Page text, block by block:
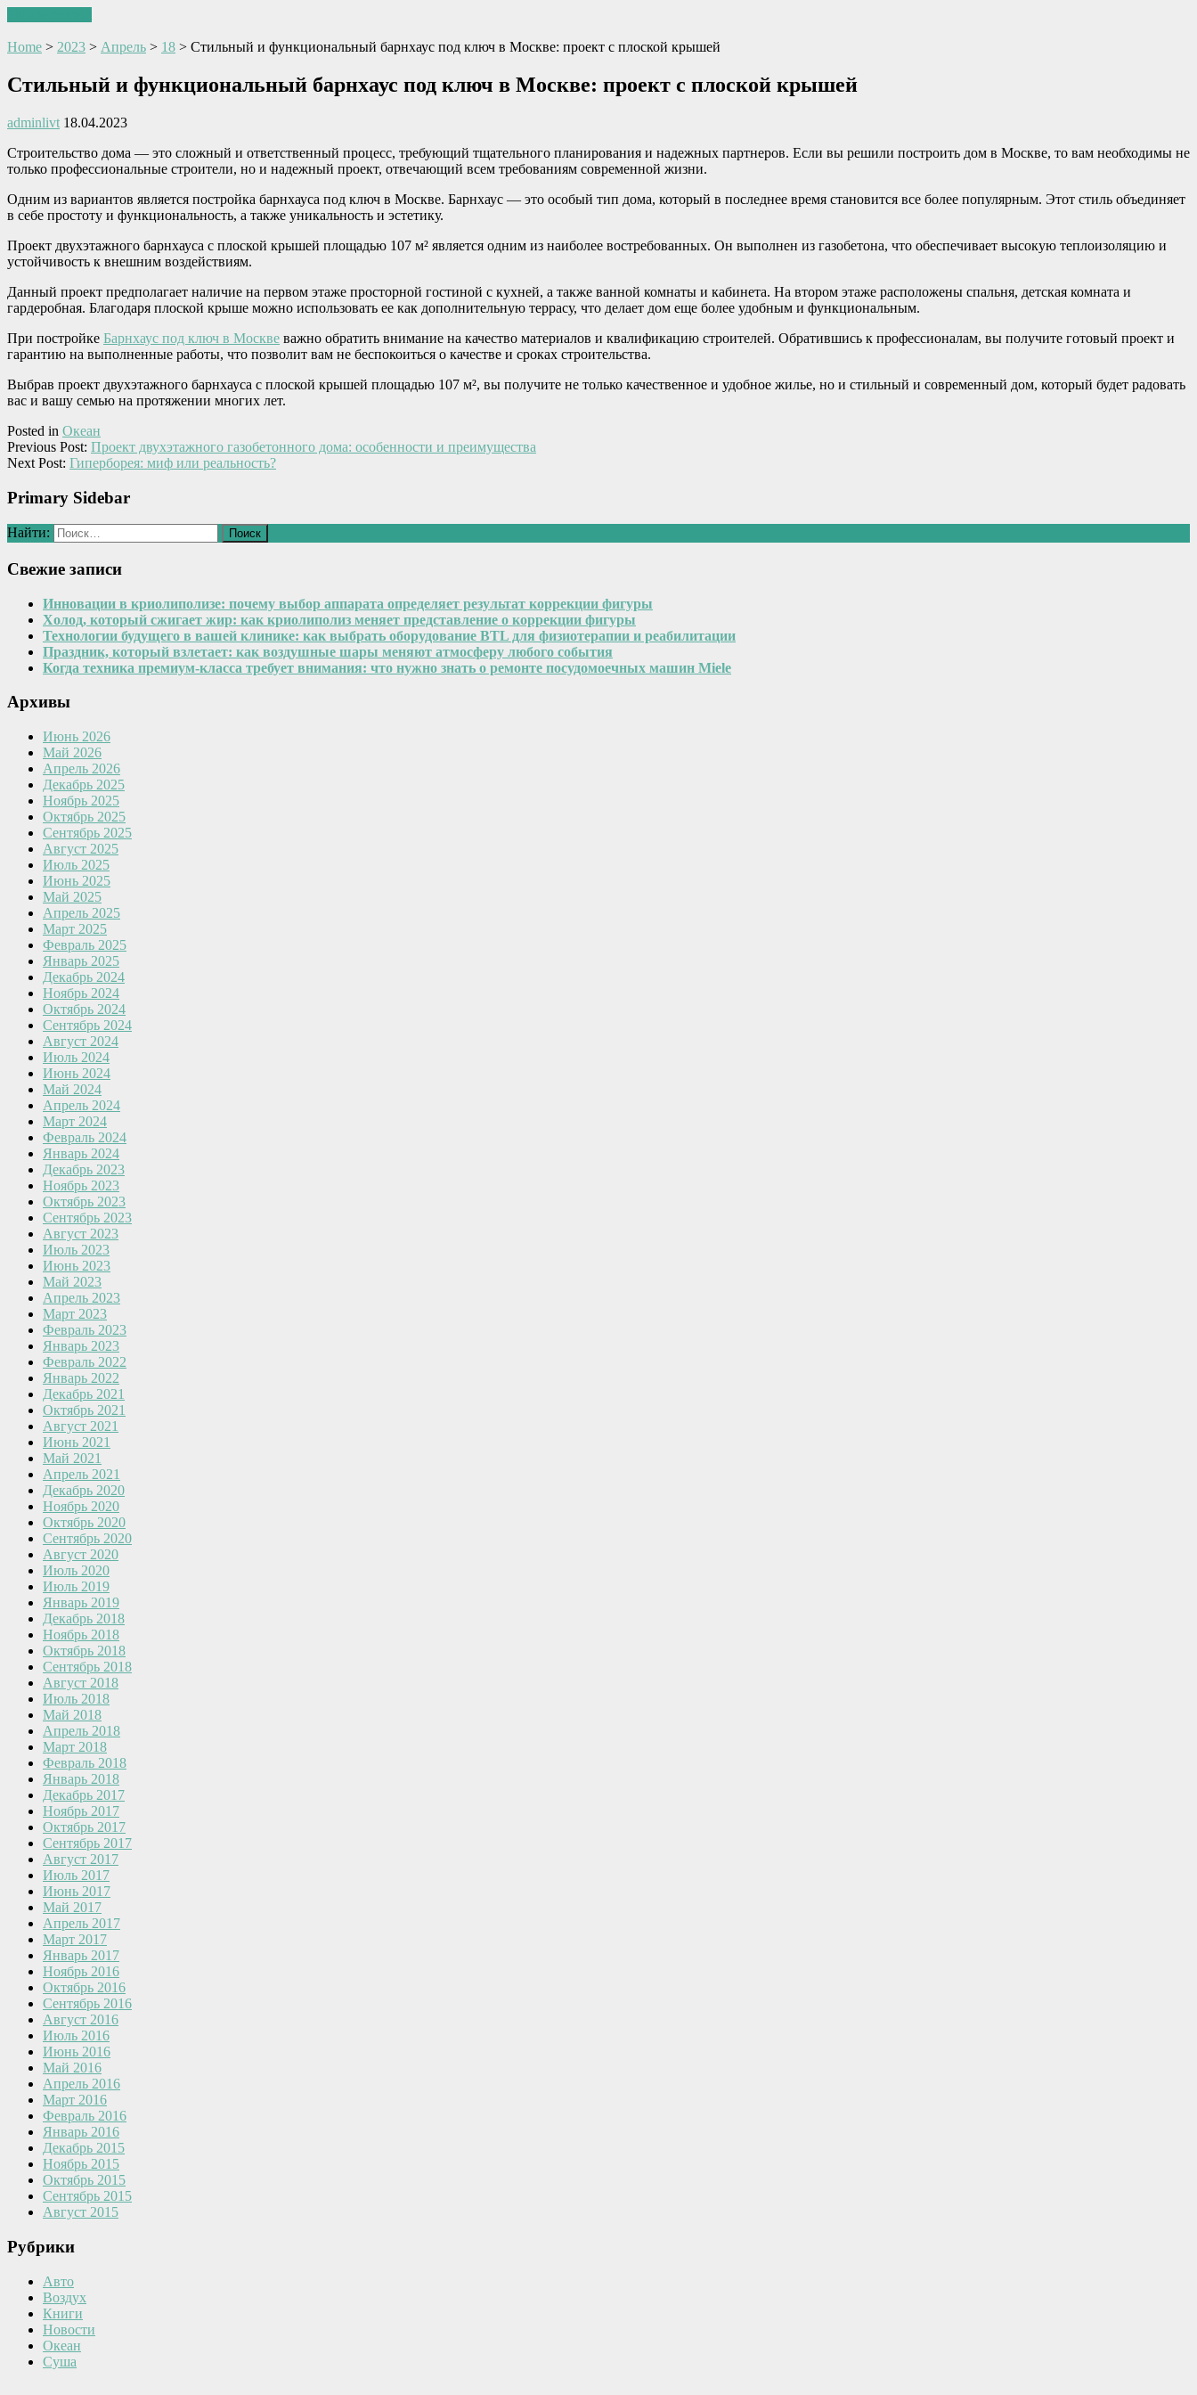
Home > 2023 > Апрель > 18 > Стильный и функциональный барнхаус под ключ в Москве: проект с плоской крышей
Стильный и функциональный барнхаус под ключ в Москве: проект с плоской крышей
adminlivt 18.04.2023
Строительство дома — это сложный и ответственный процесс, требующий тщательного планирования и надежных партнеров. Если вы решили построить дом в Москве, то вам необходимы не
только профессиональные строители, но и надежный проект, отвечающий всем требованиям современной жизни.
Одним из вариантов является постройка барнхауса под ключ в Москве. Барнхаус — это особый тип дома, который в последнее время становится все более популярным. Этот стиль объединяет
в себе простоту и функциональность, а также уникальность и эстетику.
Проект двухэтажного барнхауса с плоской крышей площадью 107 м² является одним из наиболее востребованных. Он выполнен из газобетона, что обеспечивает высокую теплоизоляцию и
устойчивость к внешним воздействиям.
Данный проект предполагает наличие на первом этаже просторной гостиной с кухней, а также ванной комнаты и кабинета. На втором этаже расположены спальня, детская комната и
гардеробная. Благодаря плоской крыше можно использовать ее как дополнительную террасу, что делает дом еще более удобным и функциональным.
При постройке Барнхаус под ключ в Москве важно обратить внимание на качество материалов и квалификацию строителей. Обратившись к профессионалам, вы получите готовый проект и
гарантию на выполненные работы, что позволит вам не беспокоиться о качестве и сроках строительства.
Выбрав проект двухэтажного барнхауса с плоской крышей площадью 107 м², вы получите не только качественное и удобное жилье, но и стильный и современный дом, который будет радовать
вас и вашу семью на протяжении многих лет.
Posted in Океан
Previous Post: Проект двухэтажного газобетонного дома: особенности и преимущества
Next Post: Гиперборея: миф или реальность?
Primary Sidebar
Найти:
Свежие записи
Инновации в криолиполизе: почему выбор аппарата определяет результат коррекции фигуры
Холод, который сжигает жир: как криолиполиз меняет представление о коррекции фигуры
Технологии будущего в вашей клинике: как выбрать оборудование BTL для физиотерапии и реабилитации
Праздник, который взлетает: как воздушные шары меняют атмосферу любого события
Когда техника премиум-класса требует внимания: что нужно знать о ремонте посудомоечных машин Miele
Архивы
Июнь 2026
Май 2026
Апрель 2026
Декабрь 2025
Ноябрь 2025
Октябрь 2025
Сентябрь 2025
Август 2025
Июль 2025
Июнь 2025
Май 2025
Апрель 2025
Март 2025
Февраль 2025
Январь 2025
Декабрь 2024
Ноябрь 2024
Октябрь 2024
Сентябрь 2024
Август 2024
Июль 2024
Июнь 2024
Май 2024
Апрель 2024
Март 2024
Февраль 2024
Январь 2024
Декабрь 2023
Ноябрь 2023
Октябрь 2023
Сентябрь 2023
Август 2023
Июль 2023
Июнь 2023
Май 2023
Апрель 2023
Март 2023
Февраль 2023
Январь 2023
Февраль 2022
Январь 2022
Декабрь 2021
Октябрь 2021
Август 2021
Июнь 2021
Май 2021
Апрель 2021
Декабрь 2020
Ноябрь 2020
Октябрь 2020
Сентябрь 2020
Август 2020
Июль 2020
Июль 2019
Январь 2019
Декабрь 2018
Ноябрь 2018
Октябрь 2018
Сентябрь 2018
Август 2018
Июль 2018
Май 2018
Апрель 2018
Март 2018
Февраль 2018
Январь 2018
Декабрь 2017
Ноябрь 2017
Октябрь 2017
Сентябрь 2017
Август 2017
Июль 2017
Июнь 2017
Май 2017
Апрель 2017
Март 2017
Январь 2017
Ноябрь 2016
Октябрь 2016
Сентябрь 2016
Август 2016
Июль 2016
Июнь 2016
Май 2016
Апрель 2016
Март 2016
Февраль 2016
Январь 2016
Декабрь 2015
Ноябрь 2015
Октябрь 2015
Сентябрь 2015
Август 2015
Рубрики
Авто
Воздух
Книги
Новости
Океан
Суша